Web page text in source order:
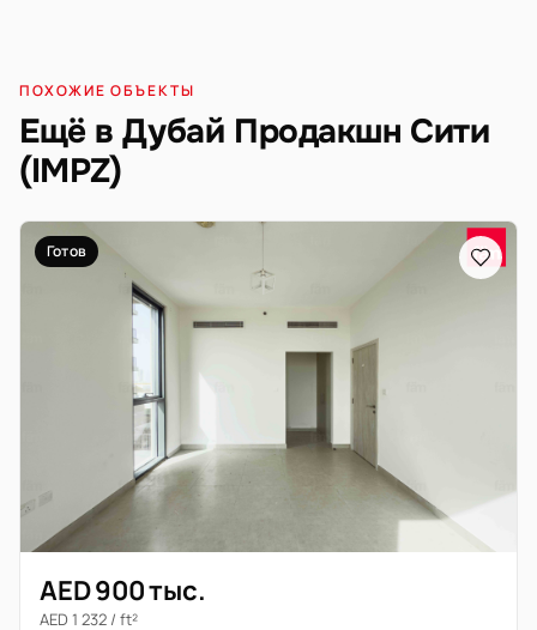
ПОХОЖИЕ ОБЪЕКТЫ
Ещё в Дубай Продакшн Сити
(IMPZ)
Готов
AED 900 тыс.
AED 1 232 / ft²